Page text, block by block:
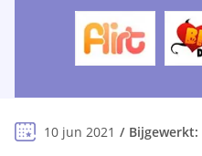
10 jun 2021 Bijgewerkt: